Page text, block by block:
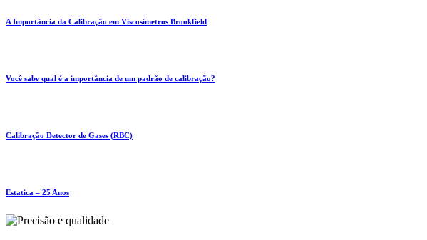
A Importância da Calibração em Viscosímetros Brookfield
Você sabe qual é a importância de um padrão de calibração?
Calibração Detector de Gases (RBC)
Estatica – 25 Anos